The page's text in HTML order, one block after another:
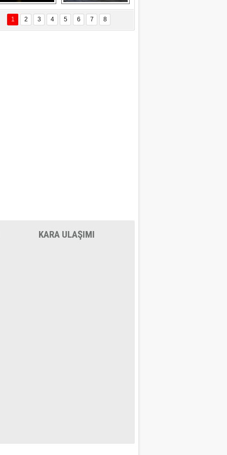
ÖZYANIK
Değişti?
Delta uçağına
yıldırım çarptı
Ford Focus RS
(2015)
1 2 3 4 5 6 7 8
KARA ULAŞIMI